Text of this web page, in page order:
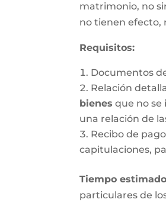
matrimonio, no
no tienen efecto,
Requisitos:
Documentos
Relación
bienes que no
una relación de
Recibo de
capitulaciones,
Tiempo
particulares de